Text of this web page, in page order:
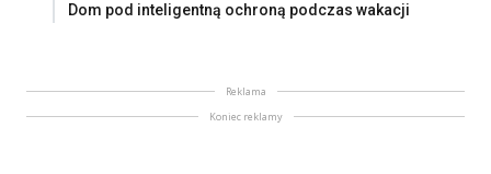
Dom pod inteligentną ochroną podczas wakacji
Reklama
Koniec reklamy